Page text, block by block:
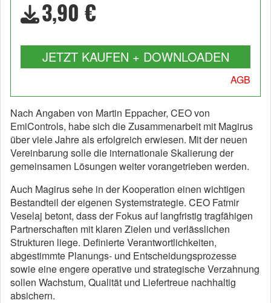
3,90 €
JETZT KAUFEN + DOWNLOADEN
AGB
Nach Angaben von Martin Eppacher, CEO von
EmiControls, habe sich die Zusammenarbeit mit Magirus
über viele Jahre als erfolgreich erwiesen. Mit der neuen
Vereinbarung solle die internationale Skalierung der
gemeinsamen Lösungen weiter vorangetrieben werden.
Auch Magirus sehe in der Kooperation einen wichtigen
Bestandteil der eigenen Systemstrategie. CEO Fatmir
Veselaj betont, dass der Fokus auf langfristig tragfähigen
Partnerschaften mit klaren Zielen und verlässlichen
Strukturen liege. Definierte Verantwortlichkeiten,
abgestimmte Planungs- und Entscheidungsprozesse
sowie eine engere operative und strategische Verzahnung
sollen Wachstum, Qualität und Liefertreue nachhaltig
absichern.